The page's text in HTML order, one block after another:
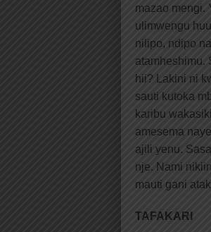
mazao mengi.
ulimwengu
nilipo, ndipo
atamheshimu.
hii? Lakini ni
sauti kutoka
karibu
amesema
ajili yenu.
nje. Nami
mauti gani
TAFAKARI